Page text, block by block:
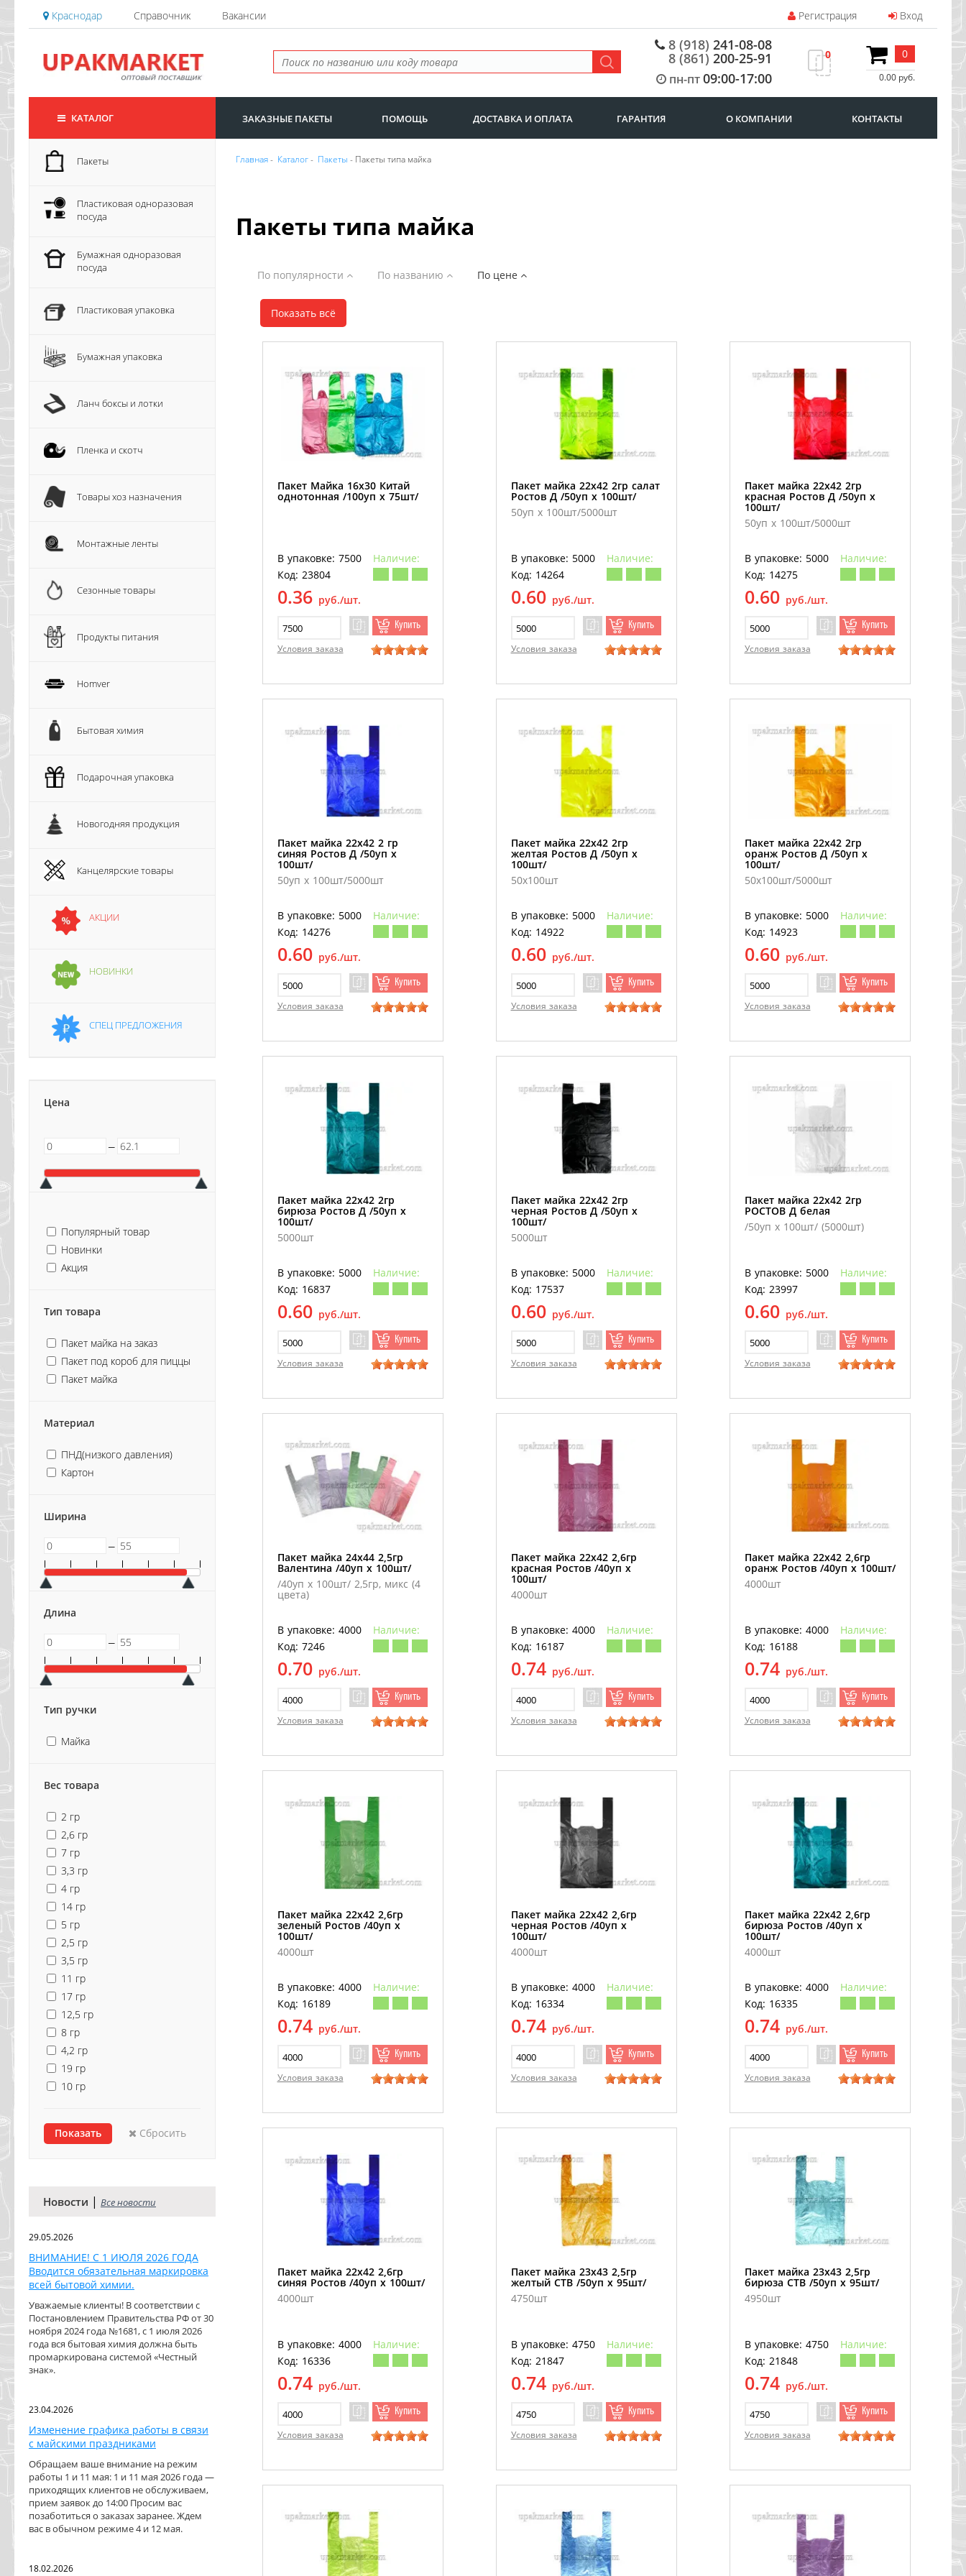
Краснодар Справочник Вакансии Регистрация Вход
8 (918) 241-08-08
8 (861) 200-25-91
пн-пт09:00-17:00
0 0
0.00 руб.
КАТАЛОГ ЗАКАЗНЫЕ ПАКЕТЫ ПОМОЩЬ ДОСТАВКА И ОПЛАТА ГАРАНТИЯ О КОМПАНИИ КОНТАКТЫ
Пакеты
Пластиковая одноразовая
посуда
Бумажная одноразовая
посуда
Пластиковая упаковка
Бумажная упаковка
Ланч боксы и лотки
Пленка и скотч
Товары хоз назначения
Монтажные ленты
Сезонные товары
Продукты питания
Homver
Бытовая химия
Подарочная упаковка
Новогодняя продукция
Канцелярские товары
АКЦИИ
НОВИНКИ
СПЕЦ ПРЕДЛОЖЕНИЯ
Цена
─
Популярный товар
Новинки
Акция
Тип товара
Пакет майка на заказ
Пакет под короб для пиццы
Пакет майка
Материал
ПНД(низкого давления)
Картон
Ширина
─
Длина
─
Тип ручки
Майка
Вес товара
2 гр
2,6 гр
7 гр
3,3 гр
4 гр
14 гр
5 гр
2,5 гр
3,5 гр
11 гр
17 гр
12,5 гр
8 гр
4,2 гр
19 гр
10 гр
Сбросить
Новости | Все новости
29.05.2026
ВНИМАНИЕ! С 1 ИЮЛЯ 2026 ГОДА
Вводится обязательная маркировка
всей бытовой химии.
Уважаемые клиенты! В соответствии с
Постановлением Правительства РФ от 30
ноября 2024 года №1681, с 1 июля 2026
года вся бытовая химия должна быть
промаркирована системой «Честный
знак».
23.04.2026
Изменение графика работы в связи
с майскими праздниками
Обращаем ваше внимание на режим
работы 1 и 11 мая: 1 и 11 мая 2026 года —
приходящих клиентов не обслуживаем,
прием заявок до 14:00 Просим вас
позаботиться о заказах заранее. Ждем
вас в обычном режиме 4 и 12 мая.
18.02.2026
Главная- Каталог- Пакеты - Пакеты типа майка
Пакеты типа майка
По популярности По названию По цене
Показать всё
Пакет Майка 16х30 Китай
однотонная /100уп х 75шт/
В упаковке: 7500
Наличие:
Код: 23804
0.36 руб./шт.
Купить
Условия заказа
Пакет майка 22х42 2гр салат
Ростов Д /50уп х 100шт/
50уп х 100шт/5000шт
В упаковке: 5000
Наличие:
Код: 14264
0.60 руб./шт.
Купить
Условия заказа
Пакет майка 22х42 2гр
красная Ростов Д /50уп х
100шт/
50уп х 100шт/5000шт
В упаковке: 5000
Наличие:
Код: 14275
0.60 руб./шт.
Купить
Условия заказа
Пакет майка 22х42 2 гр
синяя Ростов Д /50уп х
100шт/
50уп х 100шт/5000шт
В упаковке: 5000
Наличие:
Код: 14276
0.60 руб./шт.
Купить
Условия заказа
Пакет майка 22х42 2гр
желтая Ростов Д /50уп х
100шт/
50х100шт
В упаковке: 5000
Наличие:
Код: 14922
0.60 руб./шт.
Купить
Условия заказа
Пакет майка 22х42 2гр
оранж Ростов Д /50уп х
100шт/
50х100шт/5000шт
В упаковке: 5000
Наличие:
Код: 14923
0.60 руб./шт.
Купить
Условия заказа
Пакет майка 22х42 2гр
бирюза Ростов Д /50уп х
100шт/
5000шт
В упаковке: 5000
Наличие:
Код: 16837
0.60 руб./шт.
Купить
Условия заказа
Пакет майка 22х42 2гр
черная Ростов Д /50уп х
100шт/
5000шт
В упаковке: 5000
Наличие:
Код: 17537
0.60 руб./шт.
Купить
Условия заказа
Пакет майка 22х42 2гр
РОСТОВ Д белая
/50уп х 100шт/ (5000шт)
В упаковке: 5000
Наличие:
Код: 23997
0.60 руб./шт.
Купить
Условия заказа
Пакет майка 24х44 2,5гр
Валентина /40уп х 100шт/
/40уп х 100шт/ 2,5гр, микс (4
цвета)
В упаковке: 4000
Наличие:
Код: 7246
0.70 руб./шт.
Купить
Условия заказа
Пакет майка 22х42 2,6гр
красная Ростов /40уп х
100шт/
4000шт
В упаковке: 4000
Наличие:
Код: 16187
0.74 руб./шт.
Купить
Условия заказа
Пакет майка 22х42 2,6гр
оранж Ростов /40уп х 100шт/
4000шт
В упаковке: 4000
Наличие:
Код: 16188
0.74 руб./шт.
Купить
Условия заказа
Пакет майка 22х42 2,6гр
зеленый Ростов /40уп х
100шт/
4000шт
В упаковке: 4000
Наличие:
Код: 16189
0.74 руб./шт.
Купить
Условия заказа
Пакет майка 22х42 2,6гр
черная Ростов /40уп х
100шт/
4000шт
В упаковке: 4000
Наличие:
Код: 16334
0.74 руб./шт.
Купить
Условия заказа
Пакет майка 22х42 2,6гр
бирюза Ростов /40уп х
100шт/
4000шт
В упаковке: 4000
Наличие:
Код: 16335
0.74 руб./шт.
Купить
Условия заказа
Пакет майка 22х42 2,6гр
синяя Ростов /40уп х 100шт/
4000шт
В упаковке: 4000
Наличие:
Код: 16336
0.74 руб./шт.
Купить
Условия заказа
Пакет майка 23х43 2,5гр
желтый СТВ /50уп х 95шт/
4750шт
В упаковке: 4750
Наличие:
Код: 21847
0.74 руб./шт.
Купить
Условия заказа
Пакет майка 23х43 2,5гр
бирюза СТВ /50уп х 95шт/
4950шт
В упаковке: 4750
Наличие:
Код: 21848
0.74 руб./шт.
Купить
Условия заказа